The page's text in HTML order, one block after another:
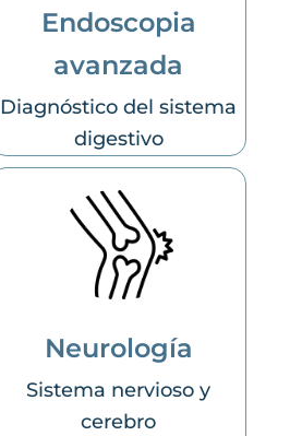
Endoscopia
avanzada
Diagnóstico del sistema
digestivo
Neurología
Sistema nervioso y
cerebro